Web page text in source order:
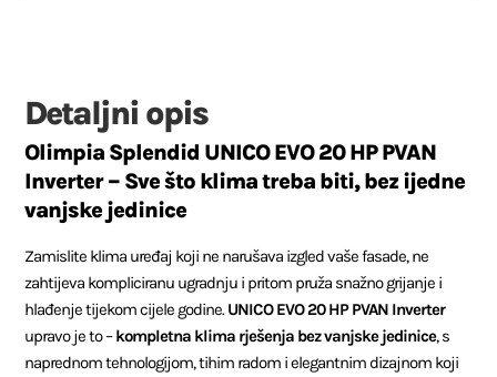
Detaljni opis
Olimpia Splendid UNICO EVO 20 HP PVAN
Inverter – Sve što klima treba biti, bez ijedne
vanjske jedinice
Zamislite klima uređaj koji ne narušava izgled vaše fasade, ne
zahtijeva kompliciranu ugradnju i pritom pruža snažno grijanje i
hlađenje tijekom cijele godine.UNICO EVO 20 HP PVAN Inverter
upravo je to –kompletna klima rješenja bez vanjske jedinice, s
naprednom tehnologijom, tihim radom i elegantnim dizajnom koji